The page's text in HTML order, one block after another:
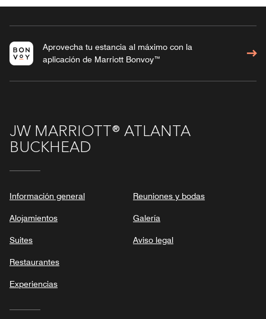
Aprovecha tu estancia al máximo con la
aplicación de Marriott Bonvoy™
JW MARRIOTT® ATLANTA
BUCKHEAD
Información general
Alojamientos
Suites
Restaurantes
Experiencias
Reuniones y bodas
Galería
Aviso legal